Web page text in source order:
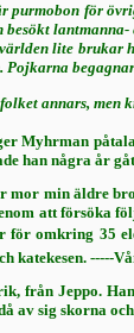
purmobon för
besökt
lite bru­kar
Pojkarna
annars, men
Myhrman
han några år
mor min äldre
att försöka
för omkring 35
kateke­sen. -----
från Jeppo.
av sig skorna